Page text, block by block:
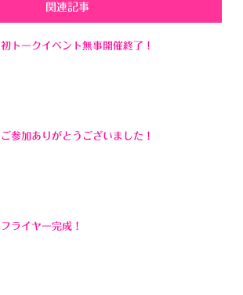
関連記事
初トークイベント無事開催終了！
ご参加ありがとうございました！
フライヤー完成！